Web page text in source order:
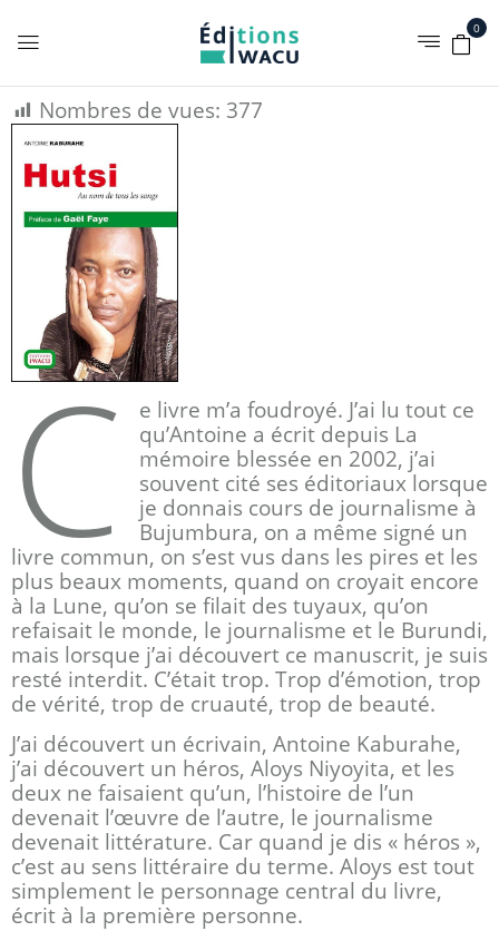
0
Nombres de vues: 377
C
e livre m’a foudroyé. J’ai lu tout ce
qu’Antoine a écrit depuis La
mémoire blessée en 2002, j’ai
souvent cité ses éditoriaux lorsque
je donnais cours de journalisme à
Bujumbura, on a même signé un
livre commun, on s’est vus dans les pires et les
plus beaux moments, quand on croyait encore
à la Lune, qu’on se filait des tuyaux, qu’on
refaisait le monde, le journalisme et le Burundi,
mais lorsque j’ai découvert ce manuscrit, je suis
resté interdit. C’était trop. Trop d’émotion, trop
de vérité, trop de cruauté, trop de beauté.
J’ai découvert un écrivain, Antoine Kaburahe,
j’ai découvert un héros, Aloys Niyoyita, et les
deux ne faisaient qu’un, l’histoire de l’un
devenait l’œuvre de l’autre, le journalisme
devenait littérature. Car quand je dis « héros »,
c’est au sens littéraire du terme. Aloys est tout
simplement le personnage central du livre,
écrit à la première personne.